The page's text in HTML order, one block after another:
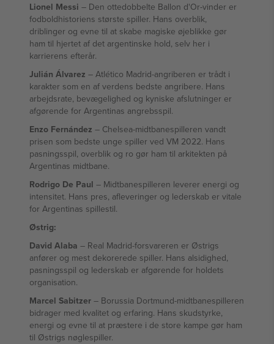
Lionel Messi – Den ottedobbelte Ballon d'Or-vinder er
fodboldhistoriens største spiller. Hans overblik,
driblinger og evne til at skabe magiske øjeblikke gør
ham til hjertet af det argentinske hold, selv her i
karrierens efterår.
Julián Álvarez – Atlético Madrid-angriberen er trådt i
karakter som en af verdens bedste angribere. Hans
arbejdsrate, bevægelighed og kyniske afslutninger er
afgørende for Argentinas angrebsspil.
Enzo Fernández – Chelsea-midtbanespilleren vandt
prisen som bedste unge spiller ved VM 2022. Hans
pasningsspil, overblik og ro gør ham til arkitekten på
Argentinas midtbane.
Rodrigo De Paul – Midtbanespilleren leverer energi og
intensitet. Hans pres, afleveringer og lederskab er vitale
for Argentinas spillestil.
Østrig:
David Alaba – Real Madrid-forsvareren er Østrigs
anfører og mest dekorerede spiller. Hans alsidighed,
pasningsspil og lederskab er afgørende for holdets
organisation.
Marcel Sabitzer – Borussia Dortmund-midtbanespilleren
bidrager med kvalitet og erfaring. Hans skudstyrke,
energi og evne til at præstere i de store kampe gør ham
til Østrigs nøglespiller.